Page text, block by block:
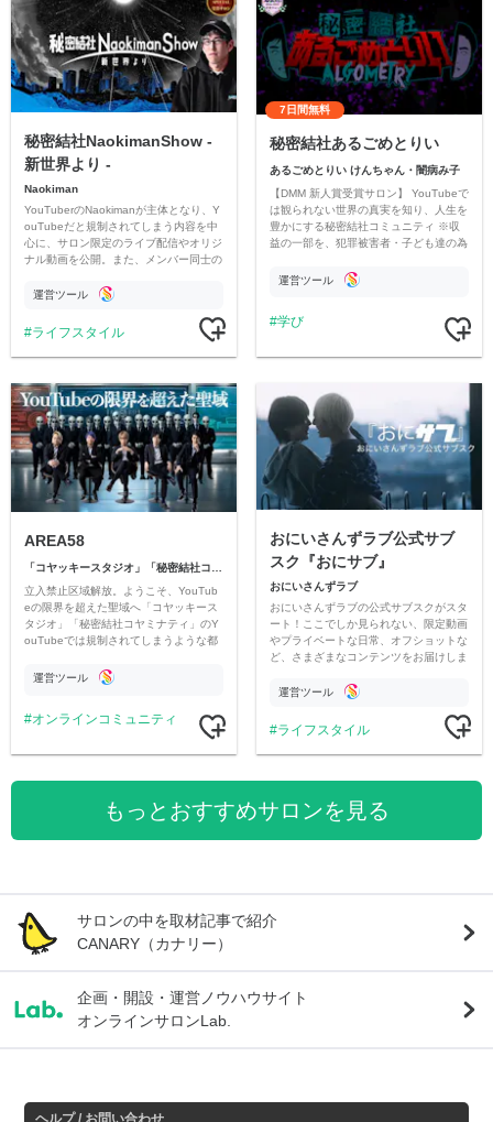
秘密結社NaokimanShow -
新世界より -
Naokiman
YouTuberのNaokimanが主体となり、Y
ouTubeだと規制されてしまう内容を中
心に、サロン限定のライブ配信やオリジ
ナル動画を公開。また、メンバー同士の
ただいています。
運営ツール
ライフスタイル
7日間無料
秘密結社あるごめとりい
あるごめとりい けんちゃん・闇病み子
【DMM 新人賞受賞サロン】 YouTubeで
は観られない世界の真実を知り、人生を
豊かにする秘密結社コミュニティ ※収
益の一部を、犯罪被害者・子ども達の為
す運営ツール
学び
AREA58
「コヤッキースタジオ」「秘密結社コヤミナティ」
立入禁止区域解放。ようこそ、YouTub
eの限界を超えた聖域へ「コヤッキース
タジオ」「秘密結社コヤミナティ」のY
ouTubeでは規制されてしまうような都
公開。
運営ツール
オンラインコミュニティ
おにいさんずラブ公式サブ
スク『おにサブ』
おにいさんずラブ
おにいさんずラブの公式サブスクがスタ
ート！ここでしか見られない、限定動画
やプライベートな日常、オフショットな
ど、さまざまなコンテンツをお届けしま
運営ツール
ライフスタイル
もっとおすすめサロンを見る
サロンの中を取材記事で紹介
CANARY（カナリー）
企画・開設・運営ノウハウサイト
オンラインサロンLab.
ヘルプ / お問い合わせ